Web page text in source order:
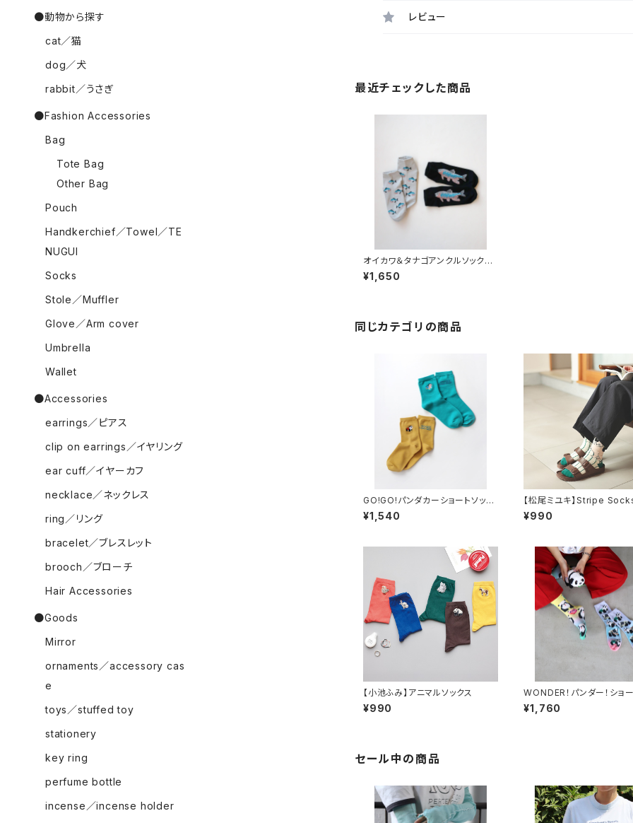
レビュー
最近チェックした商品
オイカワ＆タナゴアンクルソック
ス 2P
¥1,650
同じカテゴリの商品
GO!GO!パンダカーショートソック
ス 2P
¥1,540
【松尾ミユキ】Stripe
ライプソックス
¥990
【小池ふみ】アニマルソックス
¥990
WONDER！パンダー！ショ
クス 2P
¥1,760
セール中の商品
●動物から探す
cat／猫
dog／犬
rabbit／うさぎ
●Fashion Accessories
Bag
Tote Bag
Other Bag
Pouch
Handkerchief／Towel／TE
NUGUI
Socks
Stole／Muffler
Glove／Arm cover
Umbrella
Wallet
●Accessories
earrings／ピアス
clip on earrings／イヤリング
ear cuff／イヤーカフ
necklace／ネックレス
ring／リング
bracelet／ブレスレット
brooch／ブローチ
Hair Accessories
●Goods
Mirror
ornaments／accessory cas
e
toys／stuffed toy
stationery
key ring
perfume bottle
incense／incense holder